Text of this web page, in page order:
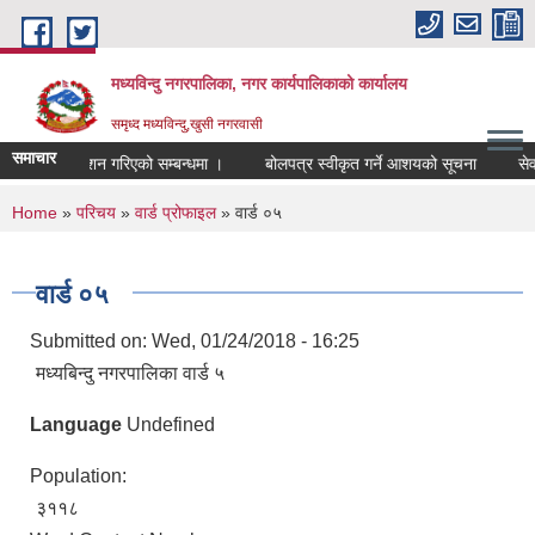
Skip to main content
मध्यविन्दु नगरपालिका, नगर कार्यपालिकाको कार्यालय
समृध्द मध्यविन्दु,खुसी नगरवासी
समाचार
प्रकाशन गरिएको सम्बन्धमा । बोलपत्र स्वीकृत गर्ने आशयको सूचना सेवा
You are here
Home » परिचय » वार्ड प्रोफाइल» वार्ड ०५
वार्ड ०५
Submitted on: Wed, 01/24/2018 - 16:25
मध्यबिन्दु नगरपालिका वार्ड ५
Language Undefined
Population:
३११८